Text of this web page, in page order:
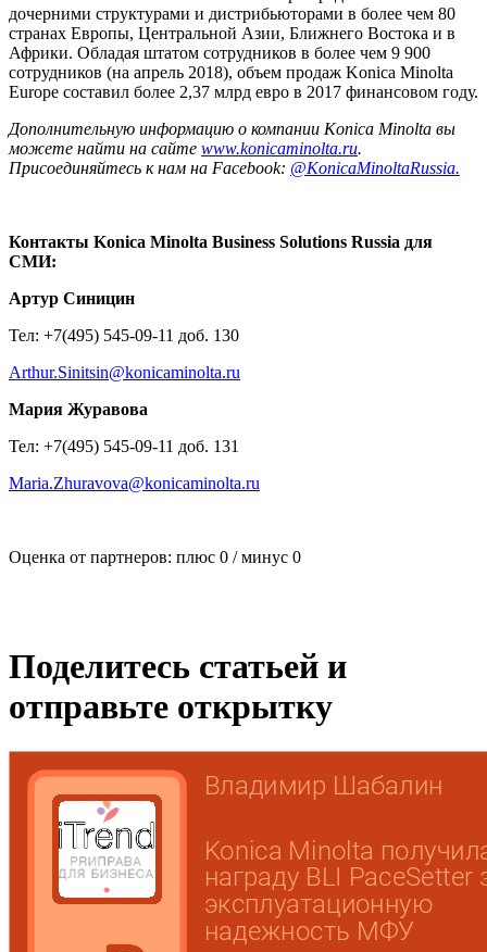
дочерними структурами и дистрибьюторами в более чем 80
странах Европы, Центральной Азии, Ближнего Востока и в
Африки. Обладая штатом сотрудников в более чем 9 900
сотрудников (на апрель 2018), объем продаж Konica Minolta
Europe составил более 2,37 млрд евро в 2017 финансовом году.
Дополнительную информацию о компании Konica Minolta вы
можете найти на сайте www.konicaminolta.ru.
Присоединяйтесь к нам на Facebook: @KonicaMinoltaRussia.
Контакты Konica Minolta Business Solutions Russia для
СМИ:
Артур Синицин
Тел: +7(495) 545-09-11 доб. 130
Arthur.Sinitsin@konicaminolta.ru
Мария Журавова
Тел: +7(495) 545-09-11 доб. 131
Maria.Zhuravova@konicaminolta.ru
Оценка от партнеров: плюс 0 / минус 0
Поделитесь статьей и
отправьте открытку